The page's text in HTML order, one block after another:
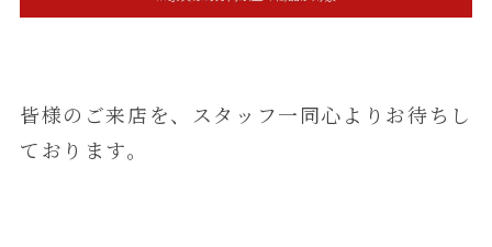
皆様のご来店を、スタッフ一同心よりお待ちし
ております。